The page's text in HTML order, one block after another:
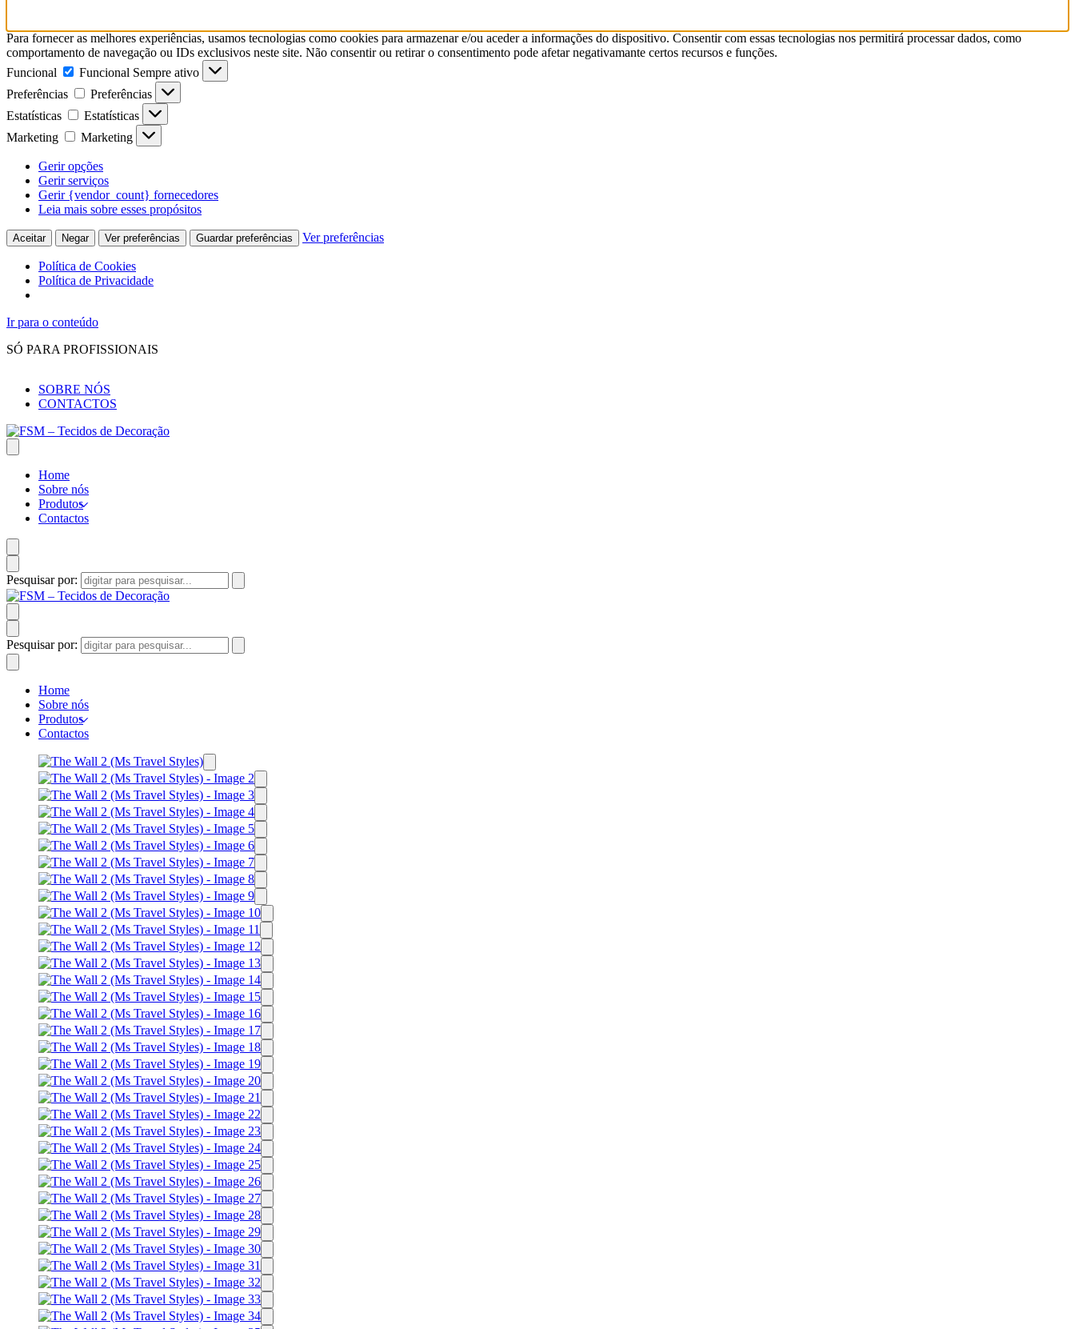
Para fornecer as melhores experiências, usamos tecnologias como cookies para armazenar e/ou aceder a informações do dispositivo. Consentir com essas tecnologias nos permitirá processar dados, como
comportamento de navegação ou IDs exclusivos neste site. Não consentir ou retirar o consentimento pode afetar negativamante certos recursos e funções.
Funcional
Funcional Sempre ativo
Preferências
Preferências
Estatísticas
Estatísticas
Marketing
Marketing
Gerir opções
Gerir serviços
Gerir {vendor_count} fornecedores
Leia mais sobre esses propósitos
Aceitar Negar Ver preferências Guardar preferências Ver preferências
Política de Cookies
Política de Privacidade
Ir para o conteúdo
SÓ PARA PROFISSIONAIS
SOBRE NÓS
CONTACTOS
Home
Sobre nós
Produtos
Contactos
Pesquisar por:
Pesquisar por:
Home
Sobre nós
Produtos
Contactos